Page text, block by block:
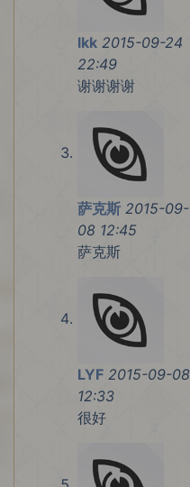
lkk 2015-09-24
22:49
谢谢谢谢
萨克斯 2015-09-
08 12:45
萨克斯
LYF 2015-09-08
12:33
很好